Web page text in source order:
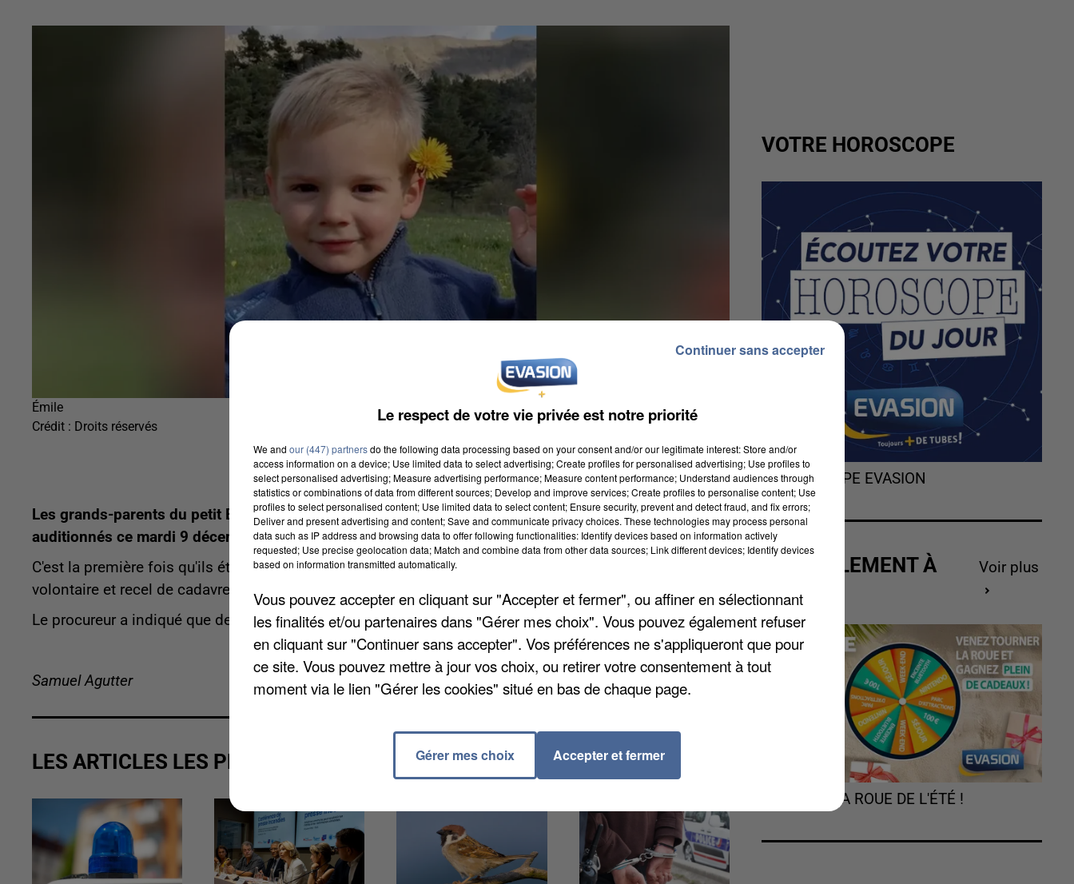
Émile
Crédit : Droits réservés
Les grands-parents du petit Émile Soleil, disparu en 2023, ainsi que deux de leurs enfants, ont été
auditionnés ce mardi 9 décembre 2025 par les juges d’instruction à Aix-en-Provence.
C'est la première fois qu'ils étaient entendus depuis leur garde à vue en mars 2025 pour homicide
volontaire et recel de cadavre, dont ils étaient ressortis libres.
Le procureur a indiqué que des investigations supplémentaires seront menées prochainement.
Samuel Agutter
LES ARTICLES LES PLUS VUS
VOTRE HOROSCOPE
L'HOROSCOPE EVASION
ACTUELLEMENT À
Voir plus
TOURNEZ LA ROUE DE L'ÉTÉ !
Le respect de votre vie privée est notre priorité
We and our (447) partnersdo the following data processing based on your consent and/or our legitimate interest: Store and/or
access information on a device; Use limited data to select advertising; Create profiles for personalised advertising; Use profiles to
select personalised advertising; Measure advertising performance; Measure content performance; Understand audiences through
statistics or combinations of data from different sources; Develop and improve services; Create profiles to personalise content; Use
profiles to select personalised content; Use limited data to select content; Ensure security, prevent and detect fraud, and fix errors;
Deliver and present advertising and content; Save and communicate privacy choices. These technologies may process personal
data such as IP address and browsing data to offer following functionalities: Identify devices based on information actively
requested; Use precise geolocation data; Match and combine data from other data sources; Link different devices; Identify devices
based on information transmitted automatically.
Vous pouvez accepter en cliquant sur "Accepter et fermer", ou affiner en sélectionnant
les finalités et/ou partenaires dans "Gérer mes choix". Vous pouvez également refuser
en cliquant sur "Continuer sans accepter". Vos préférences ne s'appliqueront que pour
ce site. Vous pouvez mettre à jour vos choix, ou retirer votre consentement à tout
moment via le lien "Gérer les cookies" situé en bas de chaque page.
Gérer mes choix Accepter et fermer
Continuer sans accepter